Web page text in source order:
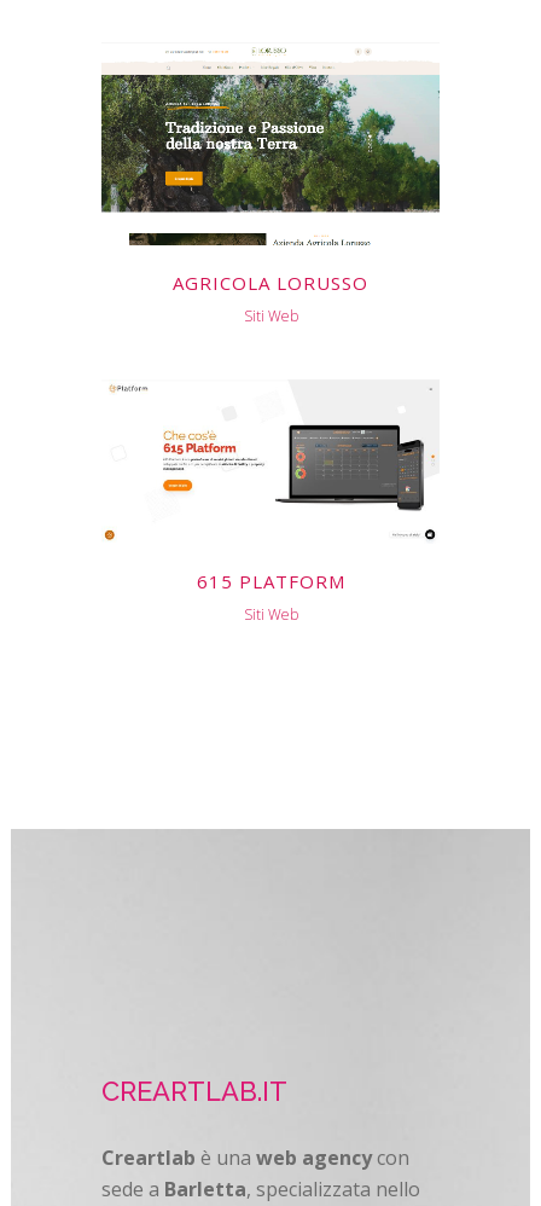
AGRICOLA LORUSSO
Siti Web
615 PLATFORM
Siti Web
CREARTLAB.IT
Creartlab è una web agencycon
sede a Barletta, specializzata nello